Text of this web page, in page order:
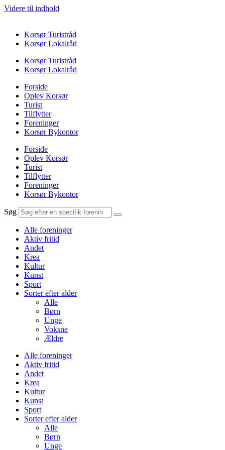
Videre til indhold
Korsør Turistråd
Korsør Lokalråd
Korsør Turistråd
Korsør Lokalråd
Forside
Oplev Korsør
Turist
Tilflytter
Foreninger
Korsør Bykontor
Forside
Oplev Korsør
Turist
Tilflytter
Foreninger
Korsør Bykontor
Søg
Alle foreninger
Aktiv fritid
Andet
Krea
Kultur
Kunst
Sport
Sorter efter alder
Alle
Børn
Unge
Voksne
Ældre
Alle foreninger
Aktiv fritid
Andet
Krea
Kultur
Kunst
Sport
Sorter efter alder
Alle
Børn
Unge